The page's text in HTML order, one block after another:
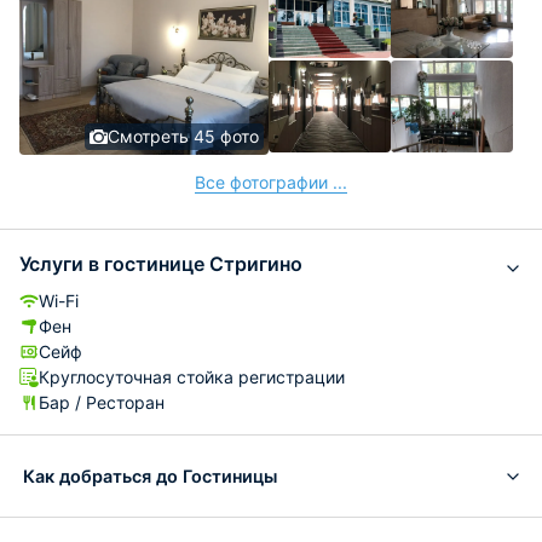
но немного. Что сказать про номер, в целом чисто,
везде ковралин. Оторваны шторы, видимо не следят,
раковина засорена была, полотенце одно было с
хорошей дыркой. Очень не хватало кондиционера.
Смотреть 45 фото
Все фотографии ...
Услуги в гостинице Стригино
Wi-Fi
Фен
Сейф
Круглосуточная стойка регистрации
Бар / Ресторан
Как добраться до Гостиницы